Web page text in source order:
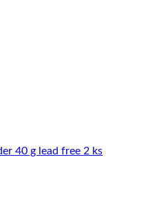
40 g lead free 2 ks